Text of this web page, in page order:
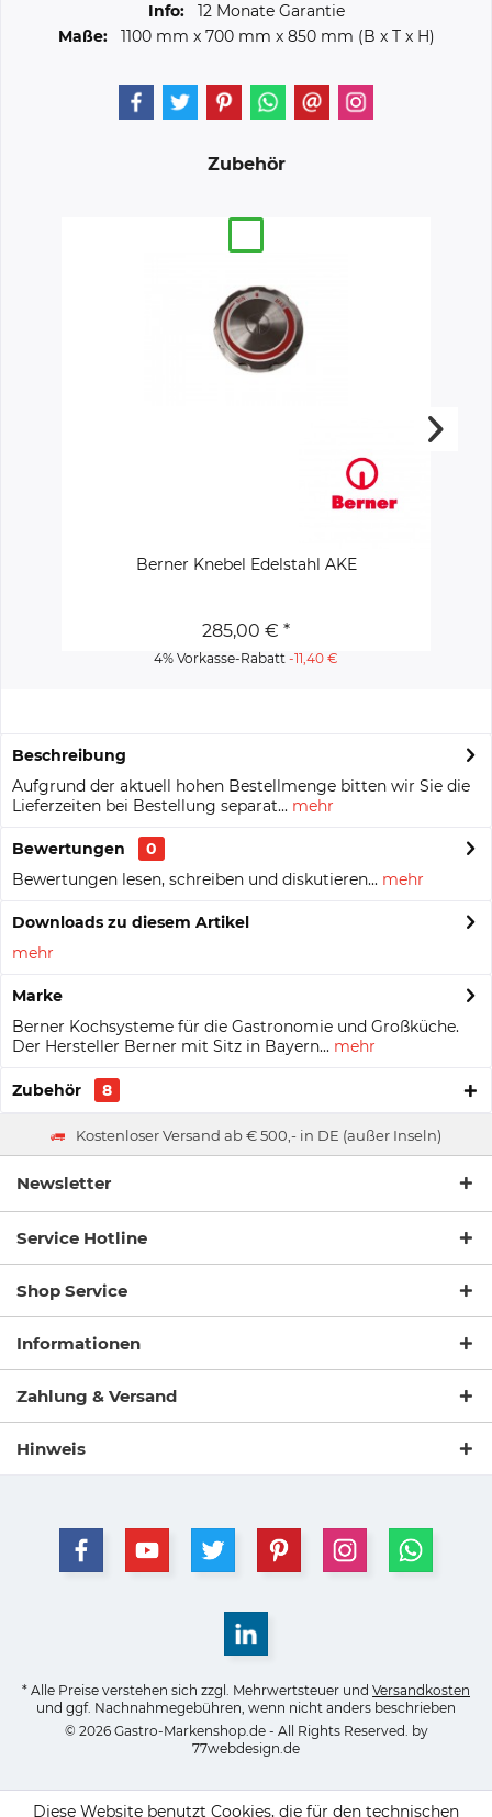
Info:
12 Monate Garantie
Maße:
1100 mm x 700 mm x 850 mm (B x T x H)
Zubehör
Berner Knebel Edelstahl AKE
285,00 € *
4% Vorkasse-Rabatt -11,40 €
Beschreibung
Aufgrund der aktuell hohen Bestellmenge bitten wir Sie die
Lieferzeiten bei Bestellung separat... mehr
Bewertungen
0
Bewertungen lesen, schreiben und diskutieren... mehr
Downloads zu diesem Artikel
mehr
Marke
Berner Kochsysteme für die Gastronomie und Großküche.
Der Hersteller Berner mit Sitz in Bayern... mehr
Zubehör 8
Kostenloser Versand ab € 500,- in DE (außer Inseln)
Newsletter
Service Hotline
Shop Service
Informationen
Zahlung & Versand
Hinweis
* Alle Preise verstehen sich zzgl. Mehrwertsteuer und Versandkosten
und ggf. Nachnahmegebühren, wenn nicht anders beschrieben
© 2026 Gastro-Markenshop.de - All Rights Reserved. by
77webdesign.de
Diese Website benutzt Cookies, die für den technischen